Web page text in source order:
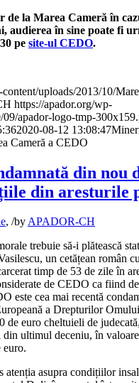
de la Marea Cameră în
audierea în sine poate fi
pe site-ul CEDO.
uploads/2013/10/
https://apador.org/wp-
09/apador-logo-tmp-
2020-08-12 13:08:47
Cameră a CEDO
din nou
din aresturile
, /byAPADOR-CH
trebuie să-i plătească
un cetățean român
timp de 53 de zile în
de CEDO ca fiind
este cea mai recentă
a Drepturilor
de euro cheltuieli de
ultimul deceniu, în
euro.
asupra condițiilor